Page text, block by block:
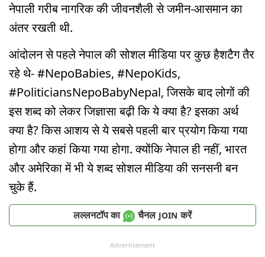
नेपाली गरीब नागरिक की जीवनशैली से जमीन-आसमान का
अंतर रखती थी.
आंदोलन से पहले नेपाल की सोशल मीडिया पर कुछ हैशटैग तैर
रहे थे- #NepoBabies, #NepoKids,
#PoliticiansNepoBabyNepal, जिसके बाद लोगों की
इस शब्द को लेकर जिज्ञासा बढ़ी कि ये क्या है? इसका अर्थ
क्या है? किस आशय से ये सबसे पहली बार प्रयोग किया गया
होगा और कहां किया गया होगा. क्योंकि नेपाल ही नहीं, भारत
और अमेरिका में भी ये शब्द सोशल मीडिया की सनसनी बन
चुके हैं.
लल्लनटॉप का चैनल JOIN करें
Advertisement